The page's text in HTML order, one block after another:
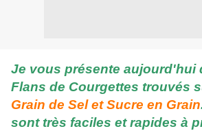
Je vous présente aujourd'hui
Flans de Courgettes trouvés
Grain de Sel et Sucre en Grain
sont très faciles et rapides à